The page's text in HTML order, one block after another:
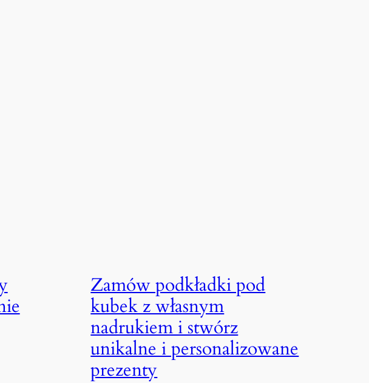
Zamów podkładki pod
kubek z własnym
nadrukiem i stwórz
unikalne i personalizowane
prezenty